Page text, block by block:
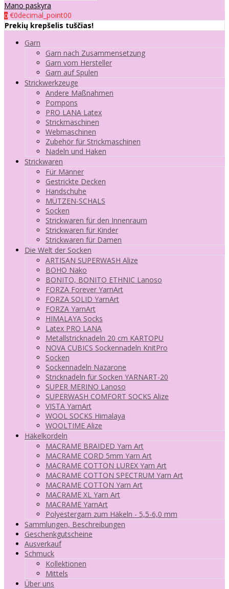
Mano paskyra
0 €0decimal_point00
Prekių krepšelis tuščias!
Garn
Garn nach Zusammensetzung
Garn vom Hersteller
Garn auf Spulen
Strickwerkzeuge
Andere Maßnahmen
Pompons
PRO LANA Latex
Strickmaschinen
Webmaschinen
Zubehör für Strickmaschinen
Nadeln und Haken
Strickwaren
Für Männer
Gestrickte Decken
Handschuhe
MÜTZEN-SCHALS
Socken
Strickwaren für den Innenraum
Strickwaren für Kinder
Strickwaren für Damen
Die Welt der Socken
ARTISAN SUPERWASH Alize
BOHO Nako
BONITO, BONITO ETHNIC Lanoso
FORZA Forever YarnArt
FORZA SOLID YarnArt
FORZA YarnArt
HIMALAYA Socks
Latex PRO LANA
Metallstricknadeln 20 cm KARTOPU
NOVA CUBICS Sockennadeln KnitPro
Socken
Sockennadeln Nazarone
Stricknadeln für Socken YARNART-20
SUPER MERINO Lanoso
SUPERWASH COMFORT SOCKS Alize
VISTA YarnArt
WOOL SOCKS Himalaya
WOOLTIME Alize
Häkelkordeln
MACRAME BRAIDED Yarn Art
MACRAME CORD 5mm Yarn Art
MACRAME COTTON LUREX Yarn Art
MACRAME COTTON SPECTRUM Yarn Art
MACRAME COTTON Yarn Art
MACRAME XL Yarn Art
MACRAME YarnArt
Polyestergarn zum Häkeln - 5,5-6,0 mm
Sammlungen, Beschreibungen
Geschenkgutscheine
Ausverkauf
Schmuck
Kollektionen
Mittels
Über uns